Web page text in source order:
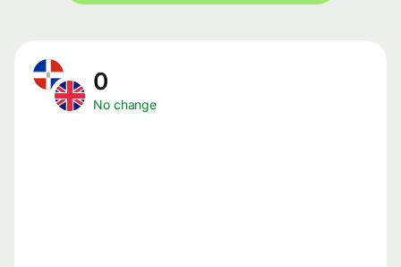
0
No change